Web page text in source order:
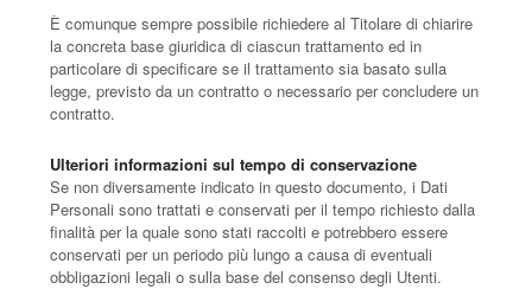
È comunque sempre possibile richiedere al Titolare di chiarire
la concreta base giuridica di ciascun trattamento ed in
particolare di specificare se il trattamento sia basato sulla
legge, previsto da un contratto o necessario per concludere un
contratto.
Ulteriori informazioni sul tempo di conservazione
Se non diversamente indicato in questo documento, i Dati
Personali sono trattati e conservati per il tempo richiesto dalla
finalità per la quale sono stati raccolti e potrebbero essere
conservati per un periodo più lungo a causa di eventuali
obbligazioni legali o sulla base del consenso degli Utenti.